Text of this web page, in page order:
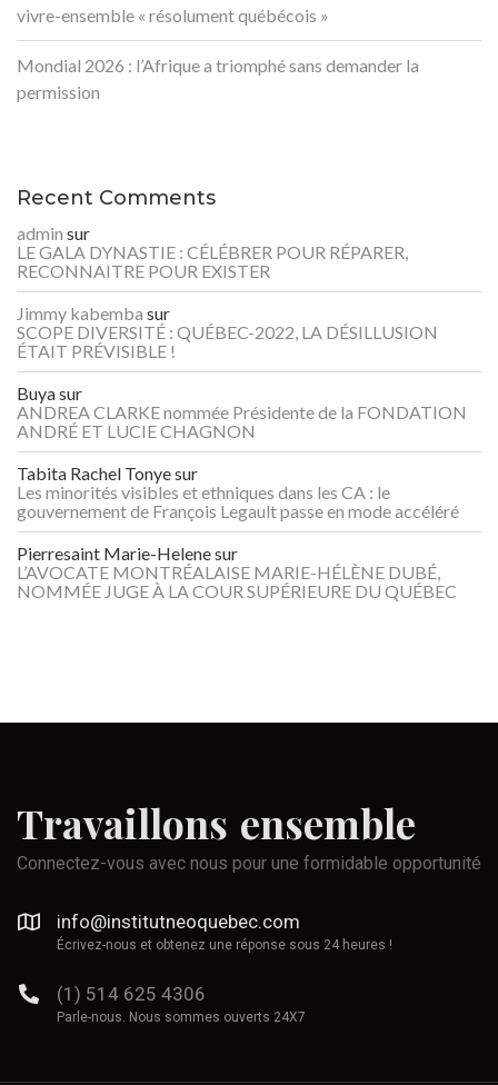
vivre-ensemble « résolument québécois »
Mondial 2026 : l’Afrique a triomphé sans demander la
permission
Recent Comments
admin sur
LE GALA DYNASTIE : CÉLÉBRER POUR RÉPARER,
RECONNAITRE POUR EXISTER
Jimmy kabemba sur
SCOPE DIVERSITÉ : QUÉBEC-2022, LA DÉSILLUSION
ÉTAIT PRÉVISIBLE !
Buyasur
ANDREA CLARKE nommée Présidente de la FONDATION
ANDRÉ ET LUCIE CHAGNON
Tabita Rachel Tonyesur
Les minorités visibles et ethniques dans les CA : le
gouvernement de François Legault passe en mode accéléré
Pierresaint Marie-Helenesur
L’AVOCATE MONTRÉALAISE MARIE-HÉLÈNE DUBÉ,
NOMMÉE JUGE À LA COUR SUPÉRIEURE DU QUÉBEC
Travaillons ensemble
Connectez-vous avec nous pour une formidable opportunité
info@institutneoquebec.com
Écrivez-nous et obtenez une réponse sous 24 heures !
(1) 514 625 4306
Parle-nous. Nous sommes ouverts 24X7